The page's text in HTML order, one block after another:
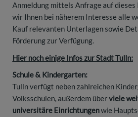
Anmeldung mittels Anfrage auf
wir Ihnen bei näherem Interesse alle
Kauf relevanten Unterlagen sowie
Förderung zur Verfügung.
Hier noch einige Infos zur Stadt Tulln:
Schule & Kindergarten:
Tulln verfügt neben zahlreichen
Volksschulen, außerdem überviele
universitäre Einrichtungenwie